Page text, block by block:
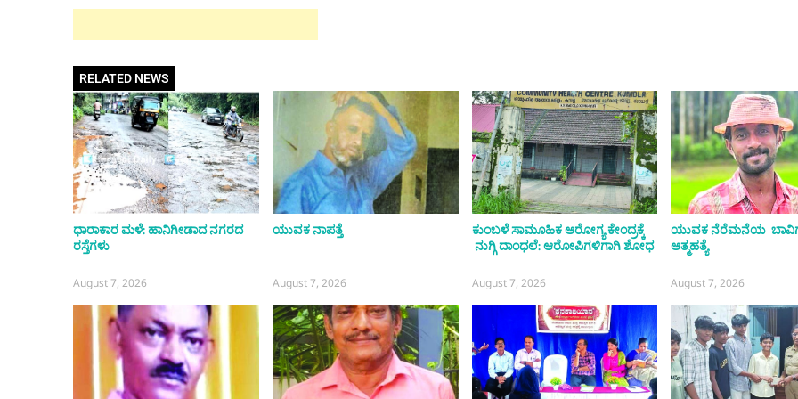
RELATED NEWS
ಧಾರಾಕಾರ ಮಳೆ: ಹಾನಿಗೀಡಾದ ನಗರದ
ರಸ್ತೆಗಳು
August 7, 2026
ಯುವಕ ನಾಪತ್ತೆ
August 7, 2026
ಕುಂಬಳೆ ಸಾಮೂಹಿಕ ಆರೋಗ್ಯ ಕೇಂದ್ರಕ್ಕೆ
ನುಗ್ಗಿ ದಾಂಧಲೆ: ಆರೋಪಿಗಳಿಗಾಗಿ ಶೋಧ
August 7, 2026
ಯುವಕ ನೆರೆಮನೆಯ
ಆತ್ಮಹತ್ಯೆ
August 7, 2026